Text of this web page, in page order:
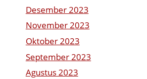
Desember 2023
November 2023
Oktober 2023
September 2023
Agustus 2023